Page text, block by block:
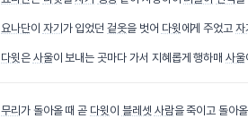
요나단이 자기 가 입었던겉옷을 벗어 다윗 에게 주었고자
다윗은 사울이 보내는 곳마다 가서 지혜롭게 행하매사울
무리 가 돌아올 때 곧 다윗 이 블레셋 사람을 죽이고 돌아